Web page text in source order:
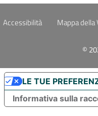
Accessibilità Mappa della
©
Informativa sulla
LE TUE